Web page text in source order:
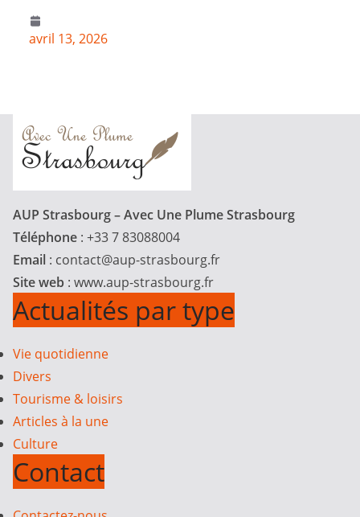
avril 13, 2026
AUP Strasbourg – Avec Une Plume Strasbourg
Téléphone : +33 7 83088004
Email : contact@aup-strasbourg.fr
Site web : www.aup-strasbourg.fr
Actualités par type
Vie quotidienne
Divers
Tourisme & loisirs
Articles à la une
Culture
Contact